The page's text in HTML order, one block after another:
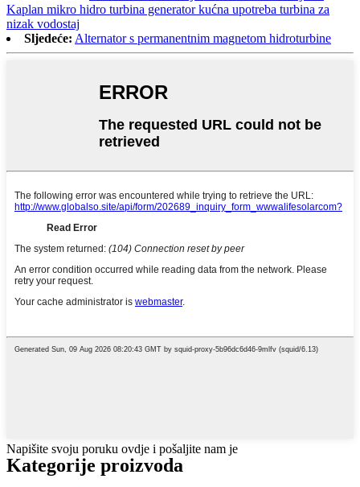
Kaplan mikro hidro turbina generator kućna upotreba turbina za
nizak vodostaj
Sljedeće: Alternator s permanentnim magnetom hidroturbine
Napišite svoju poruku ovdje i pošaljite nam je
Kategorije proizvoda